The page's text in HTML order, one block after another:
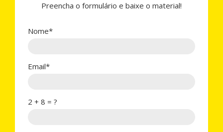
Preencha o formulário e baixe o material!
Nome*
Email*
2 + 8 = ?